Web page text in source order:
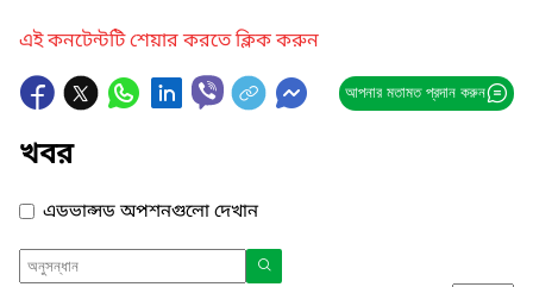
এই কনটেন্টটি শেয়ার করতে ক্লিক করুন
আপনার মতামত প্রদান করুন
খবর
এডভান্সড অপশনগুলো দেখান